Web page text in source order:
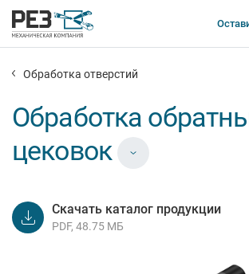
Обработка отверстий
Обработка
цековок
Скачать каталог продукции
PDF, 48.75 МБ